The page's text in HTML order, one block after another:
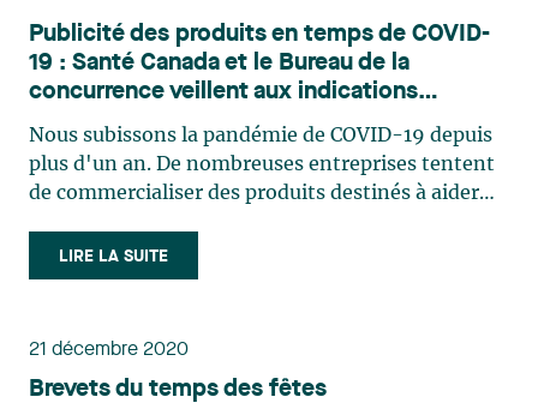
Publicité des produits en temps de COVID-
19 : Santé Canada et le Bureau de la
concurrence veillent aux indications
trompeuses
Nous subissons la pandémie de COVID-19 depuis
plus d'un an. De nombreuses entreprises tentent
de commercialiser des produits destinés à aider
à cette maladie. Parmi les exemples les plus
courants de ces produits mentionnons les
LIRE LA SUITE
21 décembre 2020
Brevets du temps des fêtes